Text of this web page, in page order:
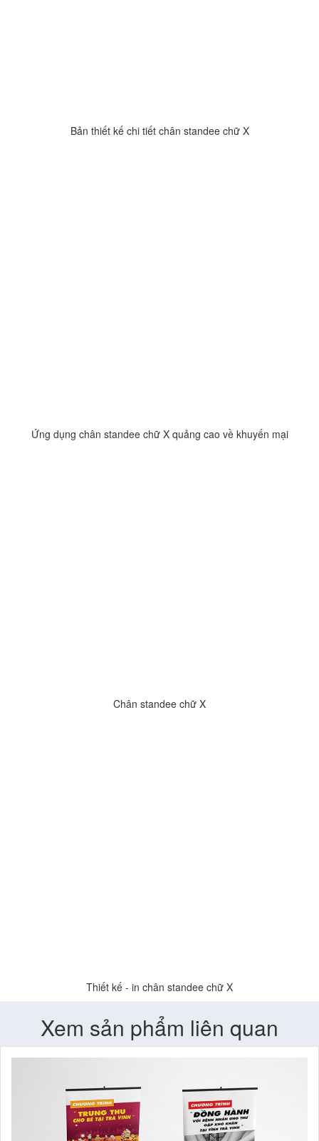
Bản thiết kế chi tiết chân standee chữ X
Ứng dụng chân standee chữ X quảng cao về khuyến mại
Chân standee chữ X
Thiết kế - in chân standee chữ X
Xem sản phẩm liên quan